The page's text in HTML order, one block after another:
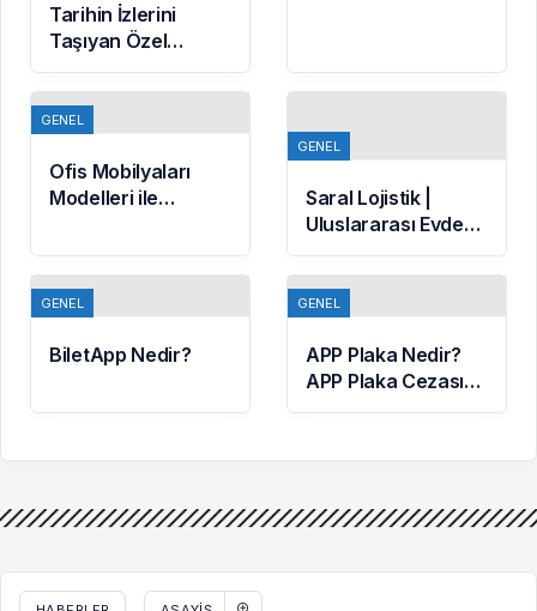
Tarihin İzlerini
Taşıyan Özel
Koleksiyonlar –
Ahmegon
GENEL
Ofis Mobilyaları
Modelleri ile
Artırmanın Yolları
GENEL
Saral Lojistik |
Uluslararası Evden
Eve Nakliyat
Hizmetleri
GENEL
BiletApp Nedir?
GENEL
APP Plaka Nedir?
APP Plaka Cezası
Var mı?